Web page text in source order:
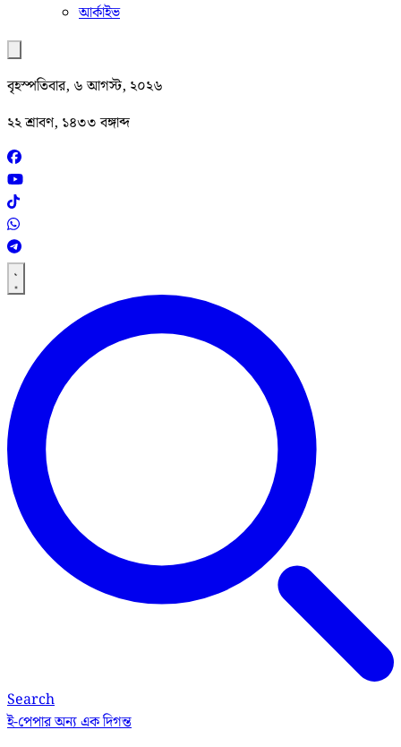
আর্কাইভ
বৃহস্পতিবার, ৬ আগস্ট, ২০২৬
২২ শ্রাবণ, ১৪৩৩ বঙ্গাব্দ
Search
ই-পেপারঅন্য এক দিগন্ত